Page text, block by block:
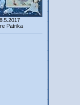
Patrika